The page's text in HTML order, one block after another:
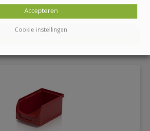
€11.41inc. BTW
BEKIJKEN
Cookie instellingen
Accepteren